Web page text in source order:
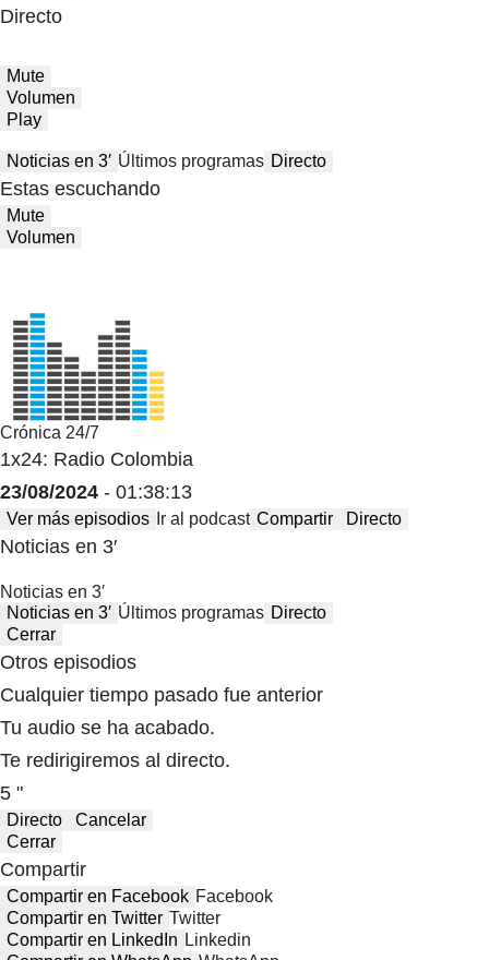
Directo
Mute
Volumen
Play
Noticias en 3′ Últimos programas Directo
Estas escuchando
Mute
Volumen
Crónica 24/7
1x24: Radio Colombia
23/08/2024 - 01:38:13
Ver más episodios Ir al podcast Compartir Directo
Noticias en 3′
Noticias en 3′
Noticias en 3′ Últimos programas Directo
Cerrar
Otros episodios
Cualquier tiempo pasado fue anterior
Tu audio se ha acabado.
Te redirigiremos al directo.
5 "
Directo
Cancelar
Cerrar
Compartir
Compartir en Facebook Facebook
Compartir en Twitter Twitter
Compartir en LinkedIn Linkedin